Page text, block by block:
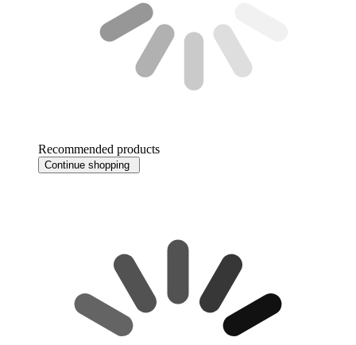
Recommended products
Continue shopping